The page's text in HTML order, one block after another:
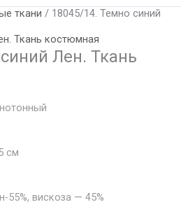
ткани / 18045/14. Темно синий
Лен. Ткань
см
55%, вискоза — 45%